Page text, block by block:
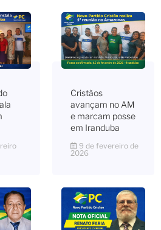
Cristãos
avançam no AM
e marcam posse
em Iranduba
9 de fevereiro de
2026